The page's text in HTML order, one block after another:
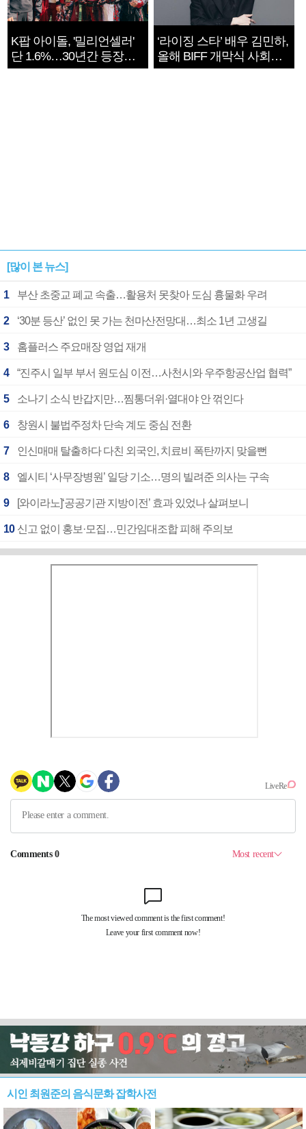
K팝 아이돌, '밀리언셀러'
단 1.6%…30년간 등장
1182개팀 전수조사
‘라이징 스타’ 배우 김민하,
올해 BIFF 개막식 사회자
확정
[많이 본 뉴스]
1 부산 초중교 폐교 속출…활용처 못찾아 도심 흉물화 우려
2 ‘30분 등산’ 없인 못 가는 천마산전망대…최소 1년 고생길
3 홈플러스 주요매장 영업 재개
4 “진주시 일부 부서 원도심 이전…사천시와 우주항공산업 협력”
5 소나기 소식 반갑지만…찜통더위·열대야 안 꺾인다
6 창원시 불법주정차 단속 계도 중심 전환
7 인신매매 탈출하다 다친 외국인, 치료비 폭탄까지 맞을뻔
8 엘시티 ‘사무장병원’ 일당 기소…명의 빌려준 의사는 구속
9 [와이라노]‘공공기관 지방이전’ 효과 있었나 살펴보니
10 신고 없이 홍보·모집…민간임대조합 피해 주의보
시인 최원준의 음식문화 잡학사전